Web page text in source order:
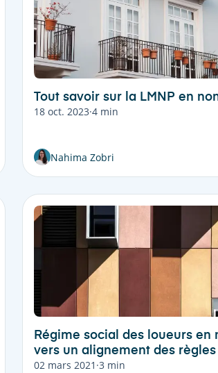
Tout savoir sur la LMNP en
18 oct. 2023·4 min
Nahima Zobri
Régime social des loueurs en
vers un alignement des
et fiscales en 2021
02 mars 2021 ·3 min